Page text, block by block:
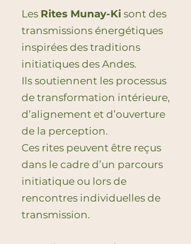
Les Rites Munay-Ki sont des
transmissions énergétiques
inspirées des traditions
initiatiques des Andes.
Ils soutiennent les processus
de transformation intérieure,
d’alignement et d’ouverture
de la perception.
Ces rites peuvent être reçus
dans le cadre d’un parcours
initiatique ou lors de
rencontres individuelles de
transmission.